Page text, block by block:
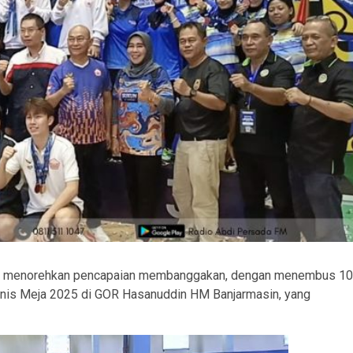
pencapaian membanggakan, dengan menembus 10
Meja 2025 di GOR Hasanuddin HM Banjarmasin, yang